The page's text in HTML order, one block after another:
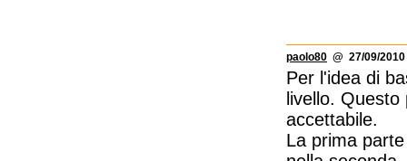
paolo80 @ 27/09/
Per l'idea di
livello.
accettabile.
La prima